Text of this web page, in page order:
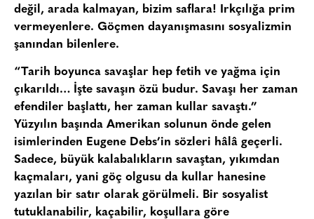
değil, arada kalmayan, bizim saflara! Irkçılığa prim
vermeyenlere. Göçmen dayanışmasını sosyalizmin
şanından bilenlere.
“Tarih boyunca savaşlar hep fetih ve yağma için
çıkarıldı… İşte savaşın özü budur. Savaşı her zaman
efendiler başlattı, her zaman kullar savaştı.”
Yüzyılın başında Amerikan solunun önde gelen
isimlerinden Eugene Debs’in sözleri hâlâ geçerli.
Sadece, büyük kalabalıkların savaştan, yıkımdan
kaçmaları, yani göç olgusu da kullar hanesine
yazılan bir satır olarak görülmeli. Bir sosyalist
tutuklanabilir, kaçabilir, koşullara göre